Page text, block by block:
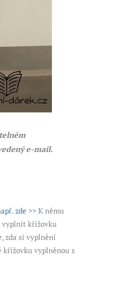
e-mail.
zde >>K němu
vyplnit křížovku
zda si vyplnění
křížovku vyplněnou s